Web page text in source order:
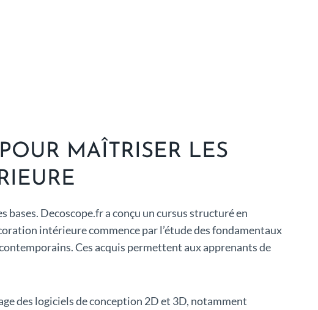
MAÎTRISER LES
Decoscope.fr a conçu un cursus structuré en
intérieure commence par l’étude des fondamentaux
Ces acquis permettent aux apprenants de
des logiciels de conception 2D et 3D, notamment